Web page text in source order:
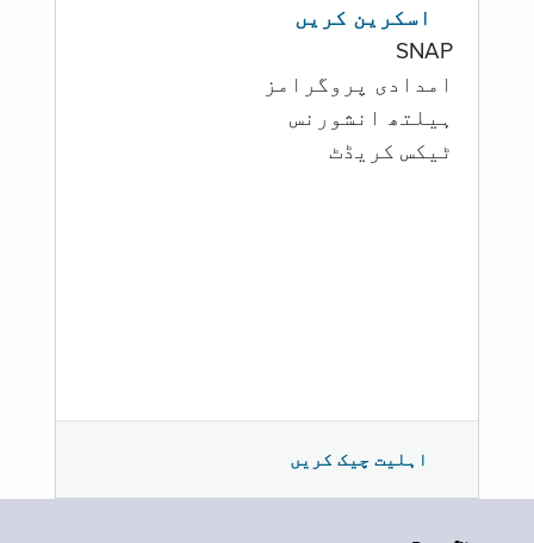
اسکرین کریں
SNAP
امدادی پروگرامز
‏ہیلتھ انشورنس
ٹیکس کریڈٹ
اہلیت چیک کریں